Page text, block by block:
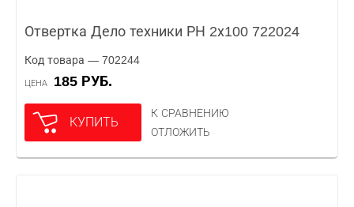
Отвертка Дело техники РН 2х100 722024
Код товара — 702244
ЦЕНА 185 РУБ.
КУПИТЬ
К СРАВНЕНИЮ
ОТЛОЖИТЬ